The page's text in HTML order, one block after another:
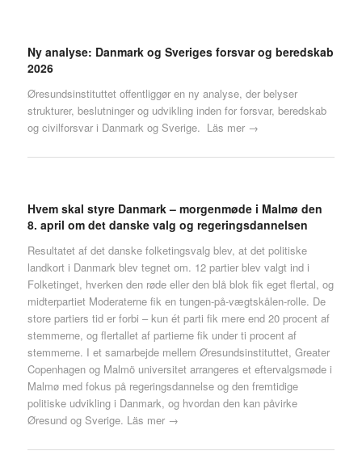
Ny analyse: Danmark og Sveriges forsvar og beredskab
2026
Øresundsinstituttet offentliggør en ny analyse, der belyser
strukturer, beslutninger og udvikling inden for forsvar, beredskab
og civilforsvar i Danmark og Sverige. Läs mer →
Hvem skal styre Danmark – morgenmøde i Malmø den
8. april om det danske valg og regeringsdannelsen
Resultatet af det danske folketingsvalg blev, at det politiske
landkort i Danmark blev tegnet om. 12 partier blev valgt ind i
Folketinget, hverken den røde eller den blå blok fik eget flertal, og
midterpartiet Moderaterne fik en tungen-på-vægtskålen-rolle. De
store partiers tid er forbi – kun ét parti fik mere end 20 procent af
stemmerne, og flertallet af partierne fik under ti procent af
stemmerne. I et samarbejde mellem Øresundsinstituttet, Greater
Copenhagen og Malmö universitet arrangeres et eftervalgsmøde i
Malmø med fokus på regeringsdannelse og den fremtidige
politiske udvikling i Danmark, og hvordan den kan påvirke
Øresund og Sverige. Läs mer →